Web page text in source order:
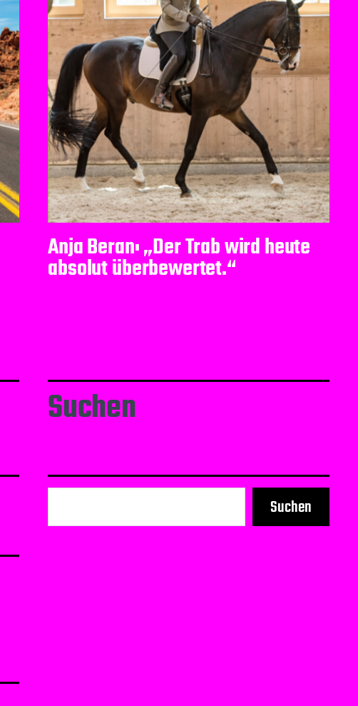
Anja Beran: „Der Trab wird heute
absolut überbewertet.“
Suchen
Suchen